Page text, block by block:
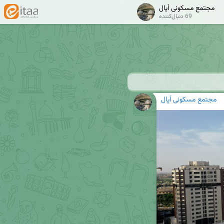
مجتمع مسکونی اُپال
69 دنبال‌کننده
مجتمع مسکونی اُپال